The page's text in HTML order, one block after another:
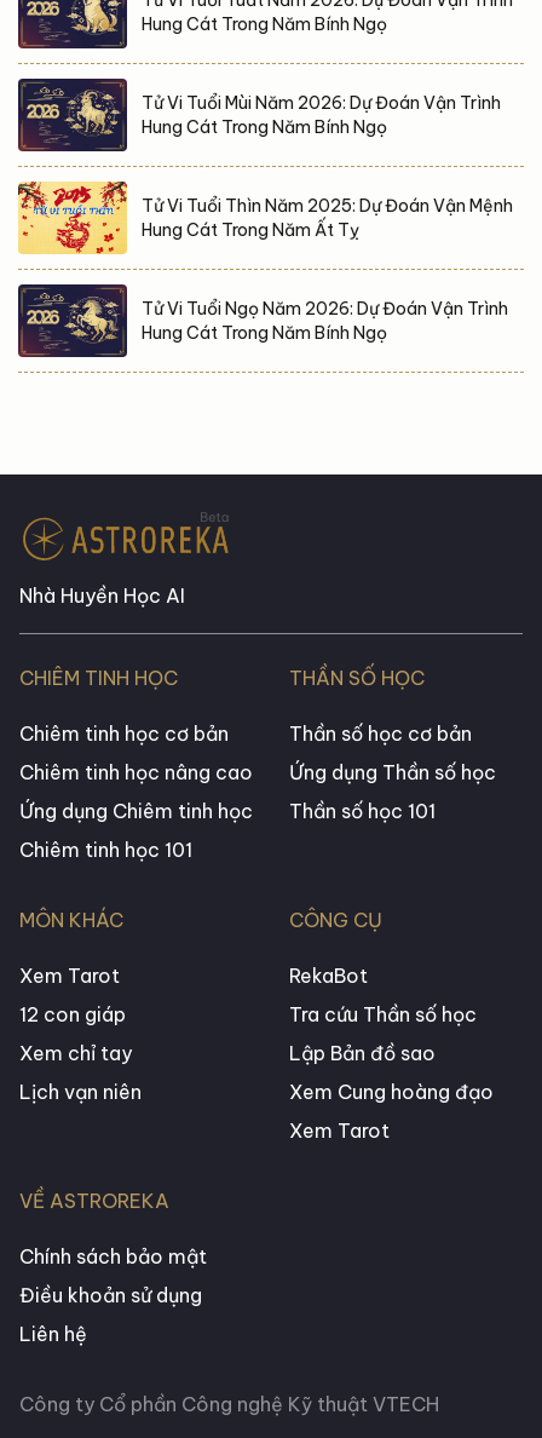
Hung Cát Trong Năm Bính Ngọ
Tử Vi Tuổi Mùi Năm 2026: Dự Đoán Vận Trình
Hung Cát Trong Năm Bính Ngọ
Tử Vi Tuổi Thìn Năm 2025: Dự Đoán Vận Mệnh
Hung Cát Trong Năm Ất Tỵ
Tử Vi Tuổi Ngọ Năm 2026: Dự Đoán Vận Trình
Hung Cát Trong Năm Bính Ngọ
Nhà Huyền Học AI
CHIÊM TINH HỌC
Chiêm tinh học cơ bản
Chiêm tinh học nâng cao
Ứng dụng Chiêm tinh học
Chiêm tinh học 101
THẦN SỐ HỌC
Thần số học cơ bản
Ứng dụng Thần số học
Thần số học 101
MÔN KHÁC
Xem Tarot
12 con giáp
Xem chỉ tay
Lịch vạn niên
CÔNG CỤ
RekaBot
Tra cứu Thần số học
Lập Bản đồ sao
Xem Cung hoàng đạo
Xem Tarot
VỀ ASTROREKA
Chính sách bảo mật
Điều khoản sử dụng
Liên hệ
Công ty Cổ phần Công nghệ Kỹ thuật VTECH